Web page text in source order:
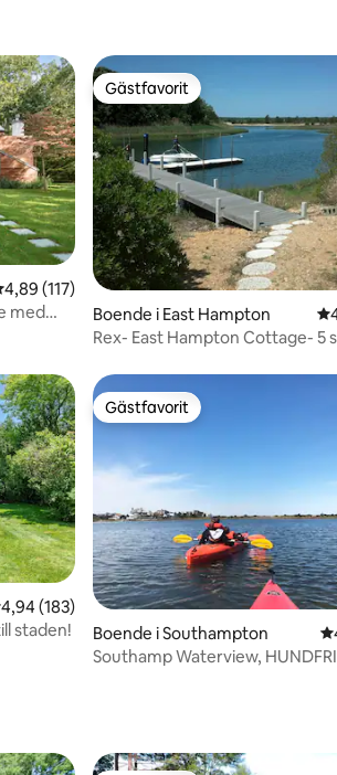
av 5 i genomsnittligt betyg, 117
4,89 (117)
med
Gästfavorit
Gästfavorit
Boende i East Hampton
Rex- East Hampton Cottage- 5
av 5 i genomsnittligt betyg, 183
4,94 (183)
staden!
Gästfavorit
Gästfavorit
Boende i Southampton
Southamp Waterview,